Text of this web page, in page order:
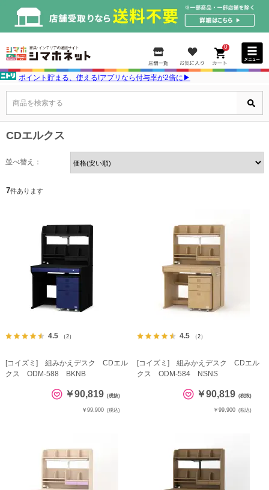
0
ポイント貯まる、使える!アプリなら付与率が2倍に▶
商品を検索する
CDエルクス
並べ替え：
7件あります
4.5 （2）
[コイズミ] 組みかえデスク CDエル
クス ODM-588 BKNB
￥90,819 (税抜)
￥99,900 (税込)
4.5 （2）
[コイズミ] 組みかえデスク CDエル
クス ODM-584 NSNS
￥90,819 (税抜)
￥99,900 (税込)